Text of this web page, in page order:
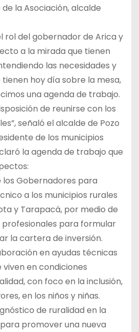
la Asociación, alcalde
rol del gobernador de Arica y
a la mirada que tienen
las necesidades y
hoy día sobre la mesa,
una agenda de trabajo.
de reunirse con los
señaló el alcalde de Pozo
de los municipios
la agenda de trabajo que
los Gobernadores para
a los municipios rurales
y Tarapacá, por medio de
para formular
la cartera de inversión.
en ayudas técnicas
en condiciones
con foco en la inclusión,
en los niños y niñas.
de ruralidad en la
promover una nueva